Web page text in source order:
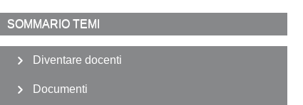
SOMMARIO TEMI
Diventare docenti
Documenti